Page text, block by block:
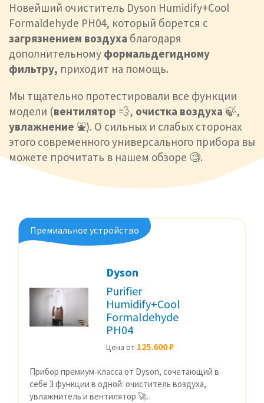
Новейший очиститель Dyson Humidify+Cool
Formaldehyde PH04, который борется с
загрязнением воздуха благодаря
дополнительному формальдегидному
фильтру, приходит на помощь.
Мы тщательно протестировали все функции
модели (вентилятор 💨, очистка воздуха 🍃,
увлажнение ⛲). О сильных и слабых сторонах
этого современного универсального прибора вы
можете прочитать в нашем обзоре 🧐.
Премиальное устройство
Dyson
Purifier
Humidify+Cool
Formaldehyde
PH04
Цена от 125.600 ₽
Прибор премиум-класса от Dyson, сочетающий в
себе 3 функции в одной: очиститель воздуха,
увлажнитель и вентилятор 🚀.